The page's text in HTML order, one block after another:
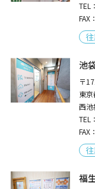
TEL
FAX
池
〒
東
西池
TEL
FAX
福